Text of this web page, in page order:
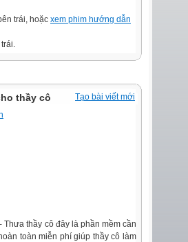
trái, hoặc xem phim hướng dẫn
Tạo bài viết mới
thầy cô
- Thưa thầy cô đây là phần mềm cần
toàn miễn phí giúp thầy cô làm